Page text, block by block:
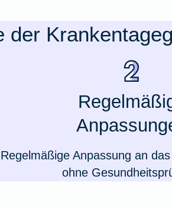
der
Regelmäßige Anpassung an
ohne